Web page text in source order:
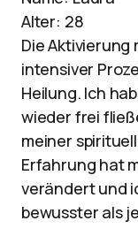
Alter: 28
Die Aktivierung
intensiver
Heilung. Ich
wieder frei
meiner
Erfahrung hat
verändert und
bewusster als